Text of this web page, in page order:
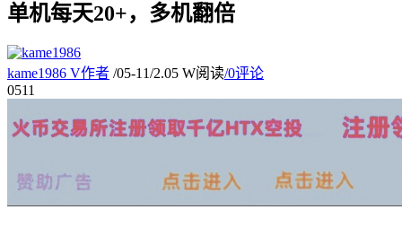
单机每天20+，多机翻倍
kame1986 V作者 /05-11/2.05 W阅读/0评论
0511